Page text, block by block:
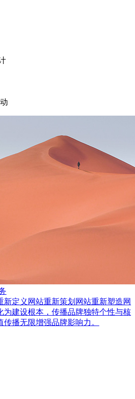
新定义网站重新策划网站重新塑造网
为建设根本，传播品牌独特个性与核
播无限增强品牌影响力。